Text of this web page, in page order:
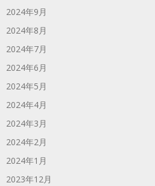
2024年9月
2024年8月
2024年7月
2024年6月
2024年5月
2024年4月
2024年3月
2024年2月
2024年1月
2023年12月